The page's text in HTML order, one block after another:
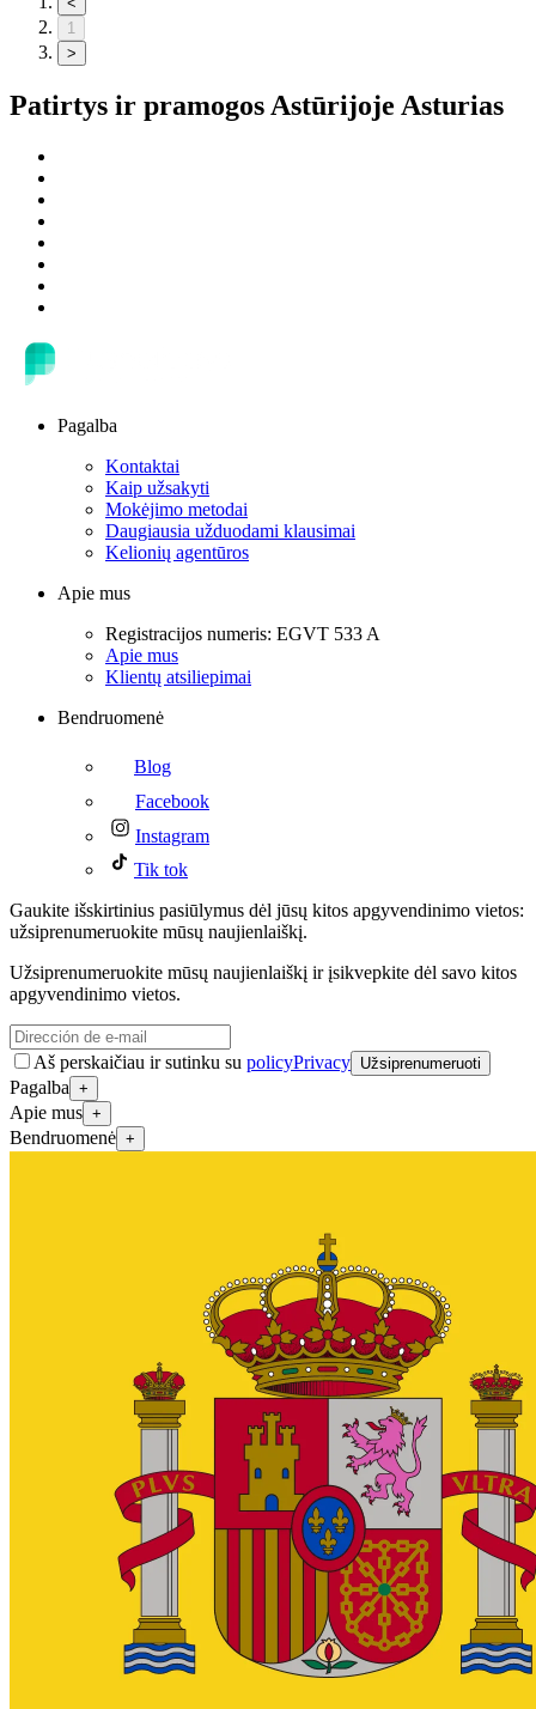
1
>
Patirtys ir pramogos Astūrijoje Asturias
Pagalba
Kontaktai
Kaip užsakyti
Mokėjimo metodai
Daugiausia užduodami klausimai
Kelionių agentūros
Apie mus
Registracijos numeris: EGVT 533 A
Apie mus
Klientų atsiliepimai
Bendruomenė
Blog
Facebook
Instagram
Tik tok
Gaukite išskirtinius pasiūlymus dėl jūsų kitos apgyvendinimo vietos:
užsiprenumeruokite mūsų naujienlaiškį.
Užsiprenumeruokite mūsų naujienlaiškį ir įsikvepkite dėl savo kitos
apgyvendinimo vietos.
Aš perskaičiau ir sutinku su policyPrivacy Užsiprenumeruoti
Pagalba +
Apie mus +
Bendruomenė +